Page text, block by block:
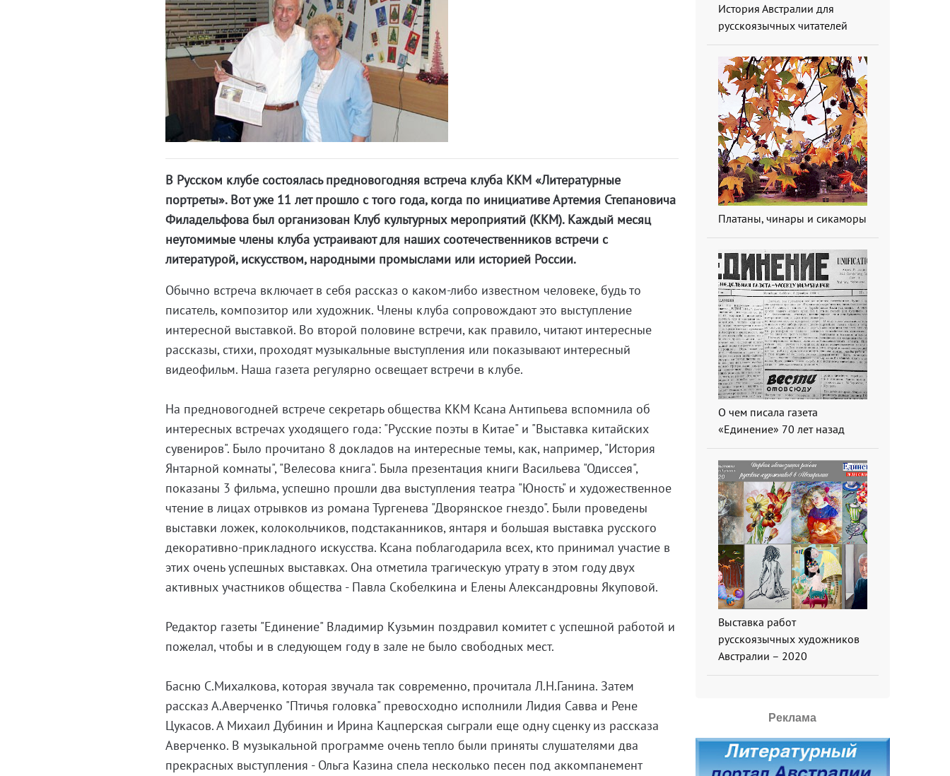
В Русском клубе состоялась предновогодняя встреча клуба ККМ «Литературные
портреты». Вот уже 11 лет прошло с того года, когда по инициативе Артемия Степановича
Филадельфова был организован Клуб культурных мероприятий (ККМ). Каждый месяц
неутомимые члены клуба устраивают для наших соотечественников встречи с
литературой, искусством, народными промыслами или историей России.
Обычно встреча включает в себя рассказ о каком-либо известном человеке, будь то
писатель, композитор или художник. Члены клуба сопровождают это выступление
интересной выставкой. Во второй половине встречи, как правило, читают интересные
рассказы, стихи, проходят музыкальные выступления или показывают интересный
видеофильм. Наша газета регулярно освещает встречи в клубе.
На предновогодней встрече секретарь общества ККМ Ксана Антипьева вспомнила об
интересных встречах уходящего года: "Русские поэты в Китае" и "Выставка китайских
сувениров". Было прочитано 8 докладов на интересные темы, как, например, "История
Янтарной комнаты", "Велесова книга". Была презентация книги Васильева "Одиссея",
показаны 3 фильма, успешно прошли два выступления театра "Юность" и художественное
чтение в лицах отрывков из романа Тургенева "Дворянское гнездо". Были проведены
выставки ложек, колокольчиков, подстаканников, янтаря и большая выставка русского
декоративно-прикладного искусства. Ксана поблагодарила всех, кто принимал участие в
этих очень успешных выставках. Она отметила трагическую утрату в этом году двух
активных участников общества - Павла Скобелкина и Елены Александровны Якуповой.
Редактор газеты "Единение" Владимир Кузьмин поздравил комитет с успешной работой и
пожелал, чтобы и в следующем году в зале не было свободных мест.
Басню С.Михалкова, которая звучала так современно, прочитала Л.Н.Ганина. Затем
рассказ А.Аверченко "Птичья головка" превосходно исполнили Лидия Савва и Рене
Цукасов. А Михаил Дубинин и Ирина Кацперская сыграли еще одну сценку из рассказа
Аверченко. В музыкальной программе очень тепло были приняты слушателями два
прекрасных выступления - Ольга Казина спела несколько песен под аккомпанемент
История Австралии для
русскоязычных читателей
Платаны, чинары и сикаморы
О чем писала газета
«Единение» 70 лет назад
Выставка работ
русскоязычных художников
Австралии – 2020
Реклама